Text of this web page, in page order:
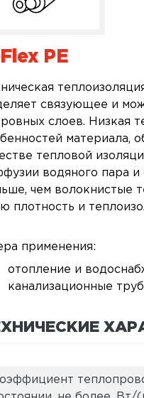
PE
связующее и
слоев. Низкая
материала,
тепловой
водяного пара и
чем волокнистые
плотность и
применения:
отопление и
канализационные